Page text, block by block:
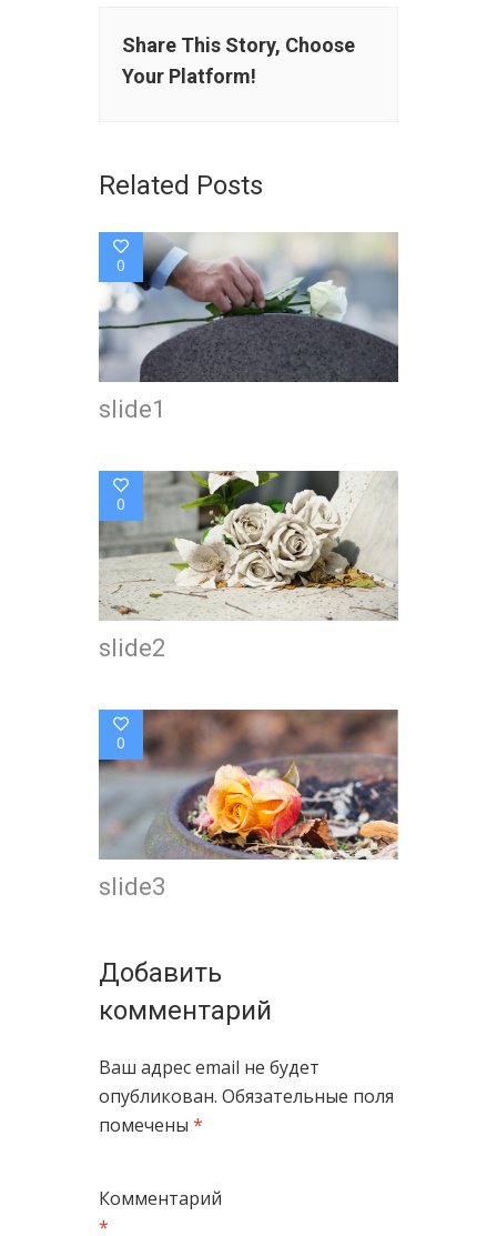
Share This Story, Choose
Your Platform!
Related Posts
0
slide1
0
slide2
0
slide3
Добавить
комментарий
Ваш адрес email не будет
опубликован. Обязательные поля
помечены *
Комментарий
*